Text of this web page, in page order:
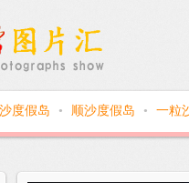
度假岛 ● 顺沙度假岛 ● 一粒